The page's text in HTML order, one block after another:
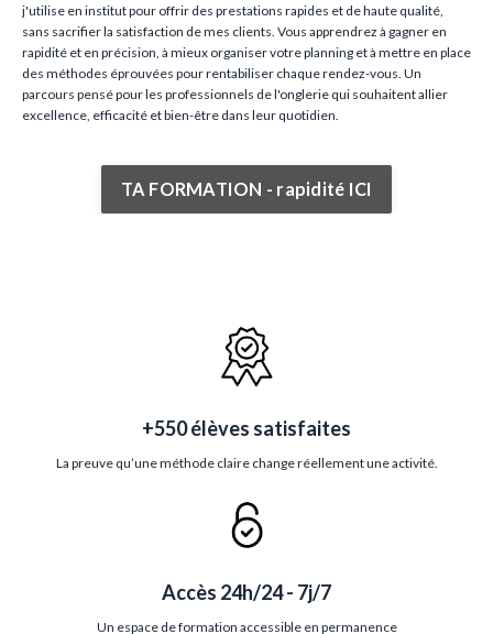
j'utilise en institut pour offrir des prestations rapides et de haute qualité,
sans sacrifier la satisfaction de mes clients. Vous apprendrez à gagner en
rapidité et en précision, à mieux organiser votre planning et à mettre en place
des méthodes éprouvées pour rentabiliser chaque rendez-vous. Un
parcours pensé pour les professionnels de l'onglerie qui souhaitent allier
excellence, efficacité et bien-être dans leur quotidien.
TA FORMATION - rapidité ICI
+550 élèves satisfaites
La preuve qu’une méthode claire change réellement une activité.
Accès 24h/24 - 7j/7
Un espace de formation accessible en permanence